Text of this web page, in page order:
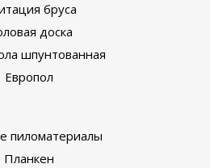
бруса
доска
шпунтованная
Европол
пиломатериалы
Планкен